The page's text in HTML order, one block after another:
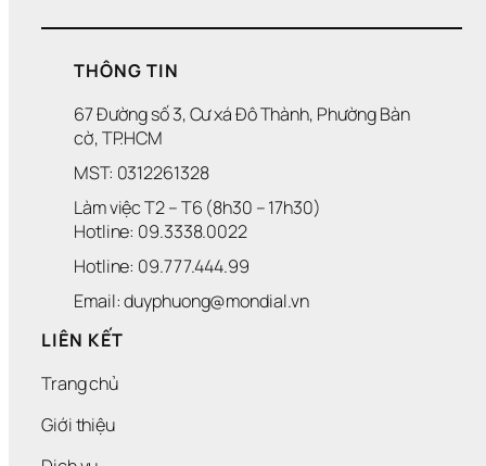
THÔNG TIN
67 Đường số 3, Cư xá Đô Thành, Phường Bàn
cờ, TP.HCM
MST: 0312261328
Làm việc T2 – T6 (8h30 – 17h30)
Hotline: 09.3338.0022
Hotline: 09.777.444.99
Email: duyphuong@mondial.vn
LIÊN KẾT
Trang chủ
Giới thiệu